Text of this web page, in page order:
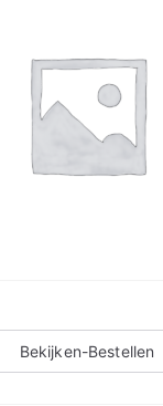
Bekijken-Bestellen